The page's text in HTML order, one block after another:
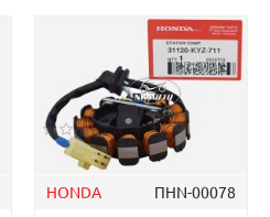
HONDA ΠΗΝ-00078